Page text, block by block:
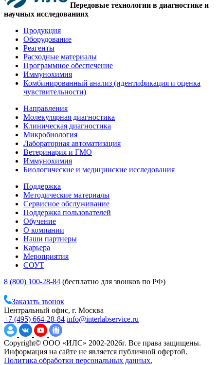
Передовые технологии в диагностике и
научных исследованиях
Продукция
Оборудование
Реагенты
Расходные материалы
Программное обеспечение
Иммунохимия
Комбинированный анализ (идентификация и оценка
чувствительности)
Направления
Молекулярная диагностика
Клиническая диагностика
Микробиология
Лабораторная автоматизация
Ветеринария и ГМО
Иммунохимия
Биологические и медицинские исследования
Поддержка
Методические материалы
Сервисное обслуживание
Поддержка пользователей
Обучение
О компании
Наши партнеры
Карьера
Мероприятия
СОУТ
8 (800) 100-28-84 (бесплатно для звонков по РФ)
Заказать звонок
Центральный офис, г. Москва
+7 (495) 664-28-84 info@interlabservice.ru
Copyright© ООО «ИЛС» 2002-2026г. Все права защищены.
Информация на сайте не является публичной офертой.
Политика обработки персональных данных.